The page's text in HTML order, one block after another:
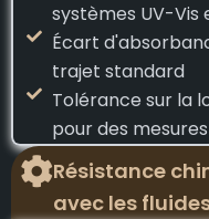
systèmes UV-
Écart
trajet standard
Tolérance sur la
pour des
Résistance
avec les